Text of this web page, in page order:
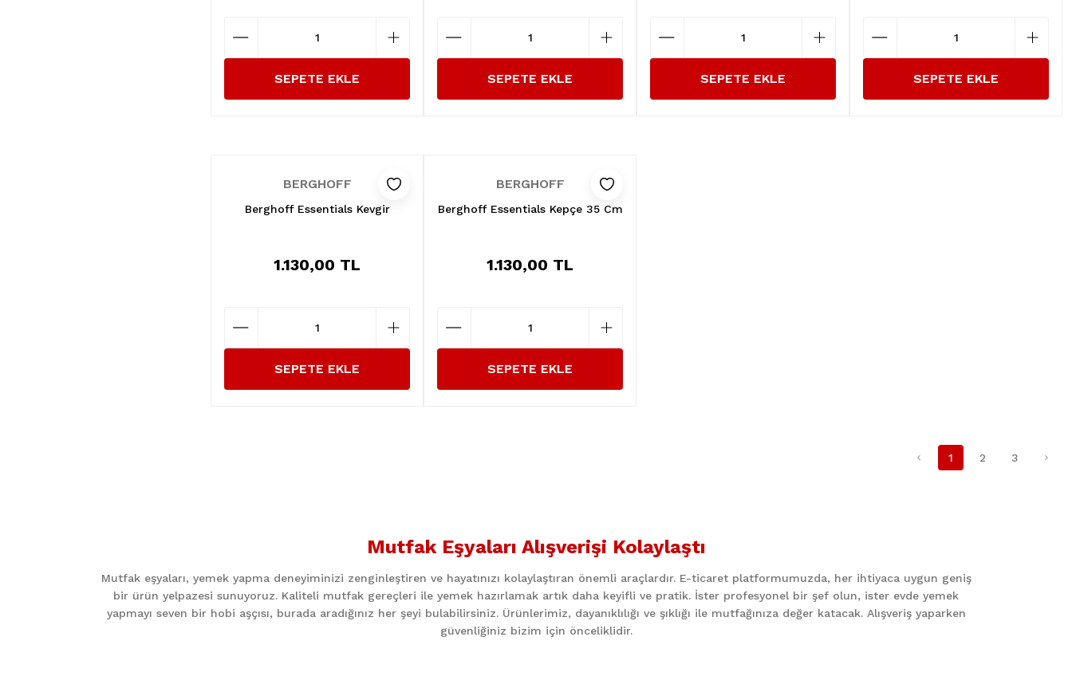
SEPETE EKLE SEPETE EKLE SEPETE EKLE SEPETE EKLE
BERGHOFF
Berghoff Essentials Kevgir
1.130,00 TL
SEPETE EKLE
BERGHOFF
Berghoff Essentials Kepçe 35 Cm
1.130,00 TL
SEPETE EKLE
1 2 3
Mutfak Eşyaları Alışverişi Kolaylaştı
Mutfak eşyaları, yemek yapma deneyiminizi zenginleştiren ve hayatınızı kolaylaştıran önemli araçlardır. E-ticaret platformumuzda, her ihtiyaca uygun geniş
bir ürün yelpazesi sunuyoruz. Kaliteli mutfak gereçleri ile yemek hazırlamak artık daha keyifli ve pratik. İster profesyonel bir şef olun, ister evde yemek
yapmayı seven bir hobi aşçısı, burada aradığınız her şeyi bulabilirsiniz. Ürünlerimiz, dayanıklılığı ve şıklığı ile mutfağınıza değer katacak. Alışveriş yaparken
güvenliğiniz bizim için önceliklidir.